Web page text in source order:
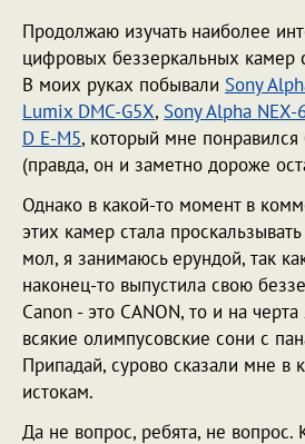
Продолжаю изучать наиболее
цифровых беззеркальных камер
В моих руках побывали Sony
Lumix DMC-G5X, Sony Alpha NEX-
D E-M5, который мне
(правда, он и заметно дороже
Однако в какой-то момент в
этих камер стала
мол, я занимаюсь ерундой, так
наконец-то выпустила свою
Canon - это CANON, то и на
всякие олимпусовские сони с
Припадай, сурово сказали мне в
истокам.
Да не вопрос, ребята, не вопрос.